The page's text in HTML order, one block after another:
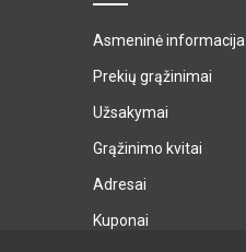
Asmeninė informacija
Prekių grąžinimai
Užsakymai
Grąžinimo kvitai
Adresai
Kuponai